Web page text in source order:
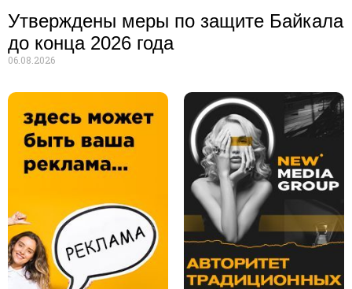
Утверждены меры по защите Байкала
до конца 2026 года
06.08.2026